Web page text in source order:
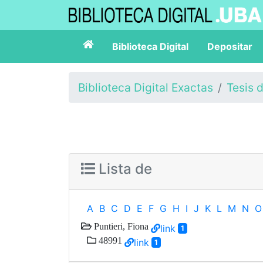
Biblioteca Digital Depositar
Biblioteca Digital Exactas Tesis
Lista de
A B C D E F G H I J K L M N O
Puntieri, Fiona link 1
48991 link 1